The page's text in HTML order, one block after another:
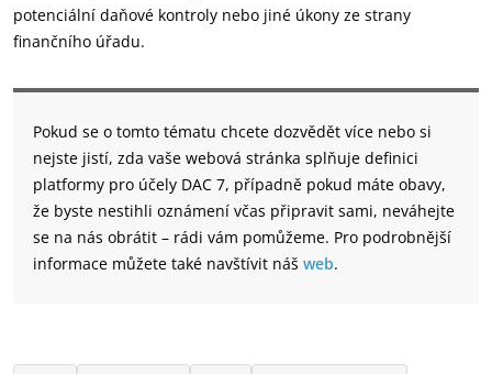
potenciální daňové kontroly nebo jiné úkony ze strany
finančního úřadu.
Pokud se o tomto tématu chcete dozvědět více nebo si
nejste jistí, zda vaše webová stránka splňuje definici
platformy pro účely DAC 7, případně pokud máte obavy,
že byste nestihli oznámení včas připravit sami, neváhejte
se na nás obrátit – rádi vám pomůžeme. Pro podrobnější
informace můžete také navštívit náš web.